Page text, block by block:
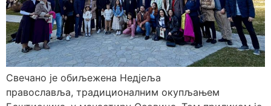
​Свечано је обиљежена Недјеља
православља, традиционалним окупљањем